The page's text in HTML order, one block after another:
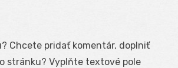
Chcete pridať komentár, doplniť
stránku? Vyplňte textové pole